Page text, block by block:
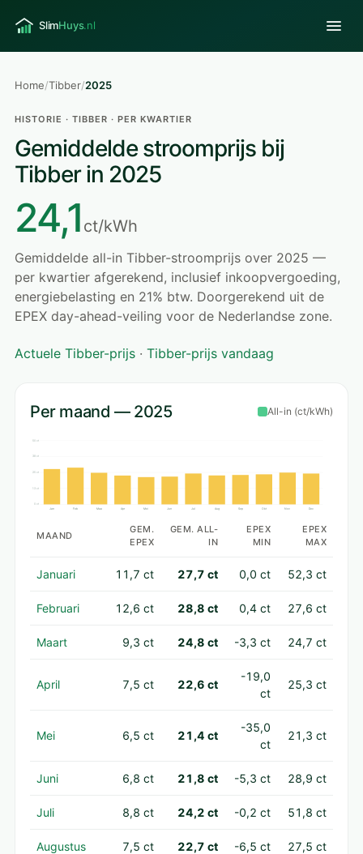
Home/Tibber/2025
HISTORIE · TIBBER · PER KWARTIER
Gemiddelde stroomprijs bij
Tibber in 2025
24,1 ct/kWh
Gemiddelde all-in Tibber-stroomprijs over 2025 —
per kwartier afgerekend, inclusief inkoopvergoeding,
energiebelasting en 21% btw. Doorgerekend uit de
EPEX day-ahead-veiling voor de Nederlandse zone.
Actuele Tibber-prijs · Tibber-prijs vandaag
Per maand — 2025 All-in (ct/kWh)
50 ct
38 ct
25 ct
13 ct
0 ct
Jan Feb Maa Apr Mei Jun Jul Aug Sep Okt Nov Dec
MAAND
GEM.
EPEX
GEM. ALL-
IN
EPEX
MIN
EPEX
MAX
Januari 11,7 ct 27,7 ct 0,0 ct 52,3 ct
Februari 12,6 ct 28,8 ct 0,4 ct 27,6 ct
Maart 9,3 ct 24,8 ct -3,3 ct 24,7 ct
April 7,5 ct 22,6 ct
-19,0
ct
25,3 ct
Mei 6,5 ct 21,4 ct
-35,0
ct
21,3 ct
Juni 6,8 ct 21,8 ct -5,3 ct 28,9 ct
Juli 8,8 ct 24,2 ct -0,2 ct 51,8 ct
Augustus 7,5 ct 22,7 ct -6,5 ct 27,5 ct